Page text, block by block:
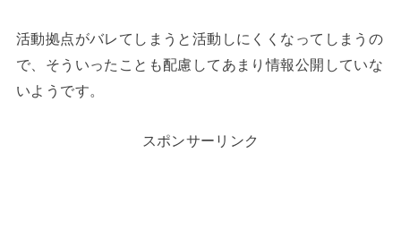
活動拠点がバレてしまうと活動しにくくなってしまうの
で、そういったことも配慮してあまり情報公開していな
いようです。
スポンサーリンク